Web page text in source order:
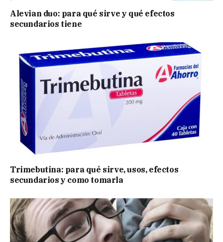
Alevian duo: para qué sirve y qué efectos
secundarios tiene
Trimebutina: para qué sirve, usos, efectos
secundarios y como tomarla